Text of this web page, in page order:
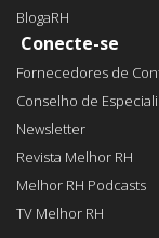
BlogaRH
Conecte-se
Fornecedores de
Conselho de
Newsletter
Revista Melhor RH
Melhor RH Podcasts
TV Melhor RH